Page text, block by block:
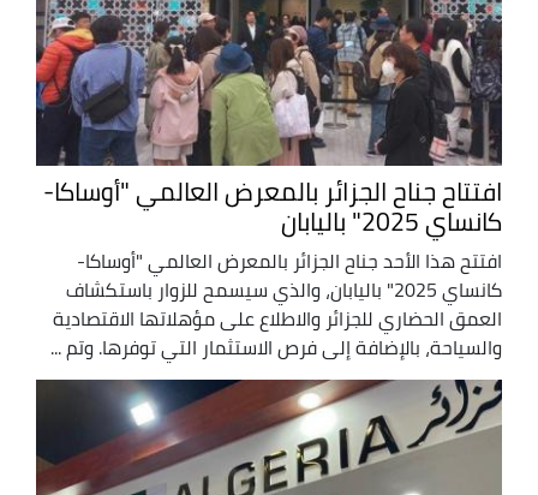
افتتاح جناح الجزائر بالمعرض العالمي "أوساكا-
كانساي 2025" باليابان
افتتح هذا الأحد جناح الجزائر بالمعرض العالمي "أوساكا-
كانساي 2025" باليابان، والذي سيسمح للزوار باستكشاف
العمق الحضاري للجزائر والاطلاع على مؤهلاتها الاقتصادية
والسياحة، بالإضافة إلى فرص الاستثمار التي توفرها. وتم ...